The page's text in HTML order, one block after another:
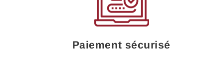
Paiement sécurisé